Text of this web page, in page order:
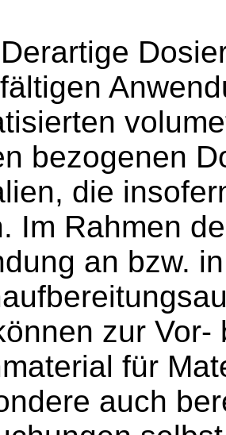
Derartige
bezogenen
die
Im Rahmen
an bzw.
zur Vor-
für
auch